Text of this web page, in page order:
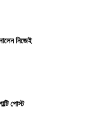
নিজেই
পোস্ট